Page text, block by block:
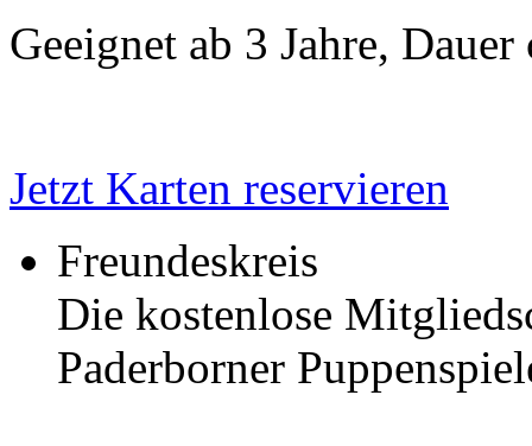
Geeignet ab 3 Jahre,
Jetzt Karten reservieren
Freundeskreis
Die kostenlose
Paderborner